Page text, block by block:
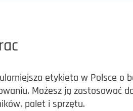
etykieta w Polsce o
Możesz ją zastosować
palet i sprzętu.